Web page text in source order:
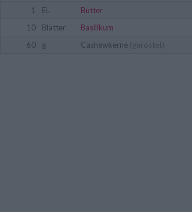
1
EL
Butter
10
Blätter
Basilikum
60
g Cashewkerne (geröstet)